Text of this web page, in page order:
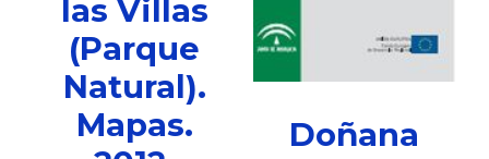
las Villas
(Parque
Natural).
Mapas.
Doñana